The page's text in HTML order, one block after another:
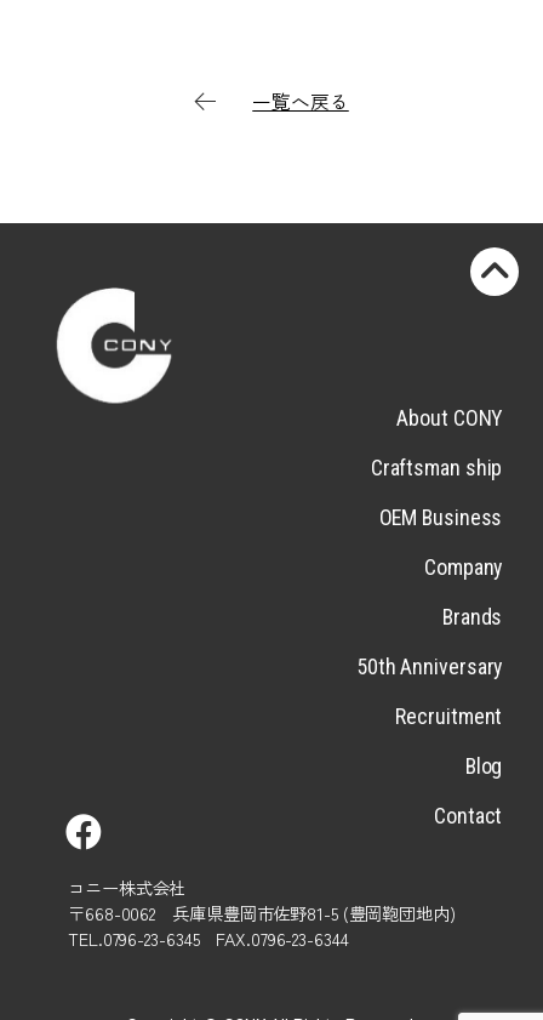
一覧へ戻る
About CONY
Craftsman ship
OEM Business
Company
Brands
50th Anniversary
Recruitment
Blog
Contact
コニー株式会社
〒668-0062 兵庫県豊岡市佐野81-5 (豊岡鞄団地内)
TEL.0796-23-6345 FAX.0796-23-6344